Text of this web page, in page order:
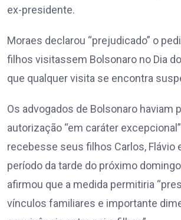
ex-presidente.
Moraes declarou “prejudicado” o
filhos visitassem Bolsonaro no Dia
que qualquer visita se encontra
Os advogados de Bolsonaro haviam
autorização “em caráter
recebesse seus filhos Carlos, Flávio
período da tarde do próximo
afirmou que a medida permitiria
vínculos familiares e importante